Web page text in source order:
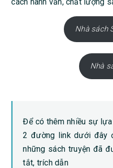
cách hành văn, chất lượng
Nhà sách
Nhà
Để có thêm nhiều sự
2 đường link dưới đây
những sách truyện đã
tắt, trích dẫn